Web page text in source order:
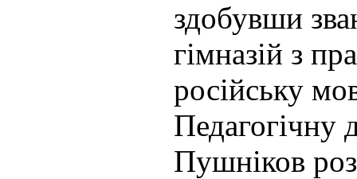
здобувши
гімназій з
російську
Педагогічну
Пушніков